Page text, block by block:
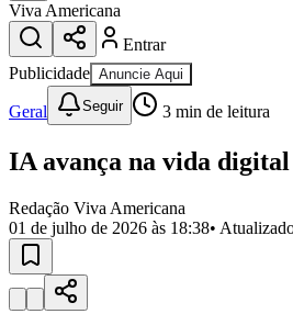
Para Sua Empresa
Anuncie no Portal
Cadastrar Empresa
Divulgar VagasNovo
Publicidade Legal
Eleições
Saúde
Cultura
Meio Ambiente
Educação
Viva Americana
Entrar
Publicidade Anuncie Aqui
Geral Seguir 3 min de leitura
IA avança na vida
Redação Viva Americana
01 de julho de 2026 às 18:38•